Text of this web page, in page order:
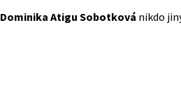
Dominika Atigu Sobotková nikdo